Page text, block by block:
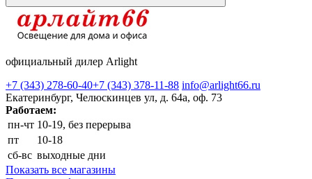
официальный дилер Arlight
+7 (343) 278-60-40+7 (343) 378-11-88 info@arlight66.ru
Екатеринбург, Челюскинцев ул, д. 64а, оф. 73
Работаем:
пн-чт 10-19, без перерыва
пт
10-18
сб-вс выходные дни
Показать все магазины